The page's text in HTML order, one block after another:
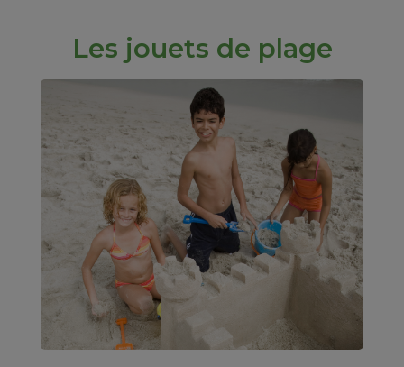
Les jouets de plage